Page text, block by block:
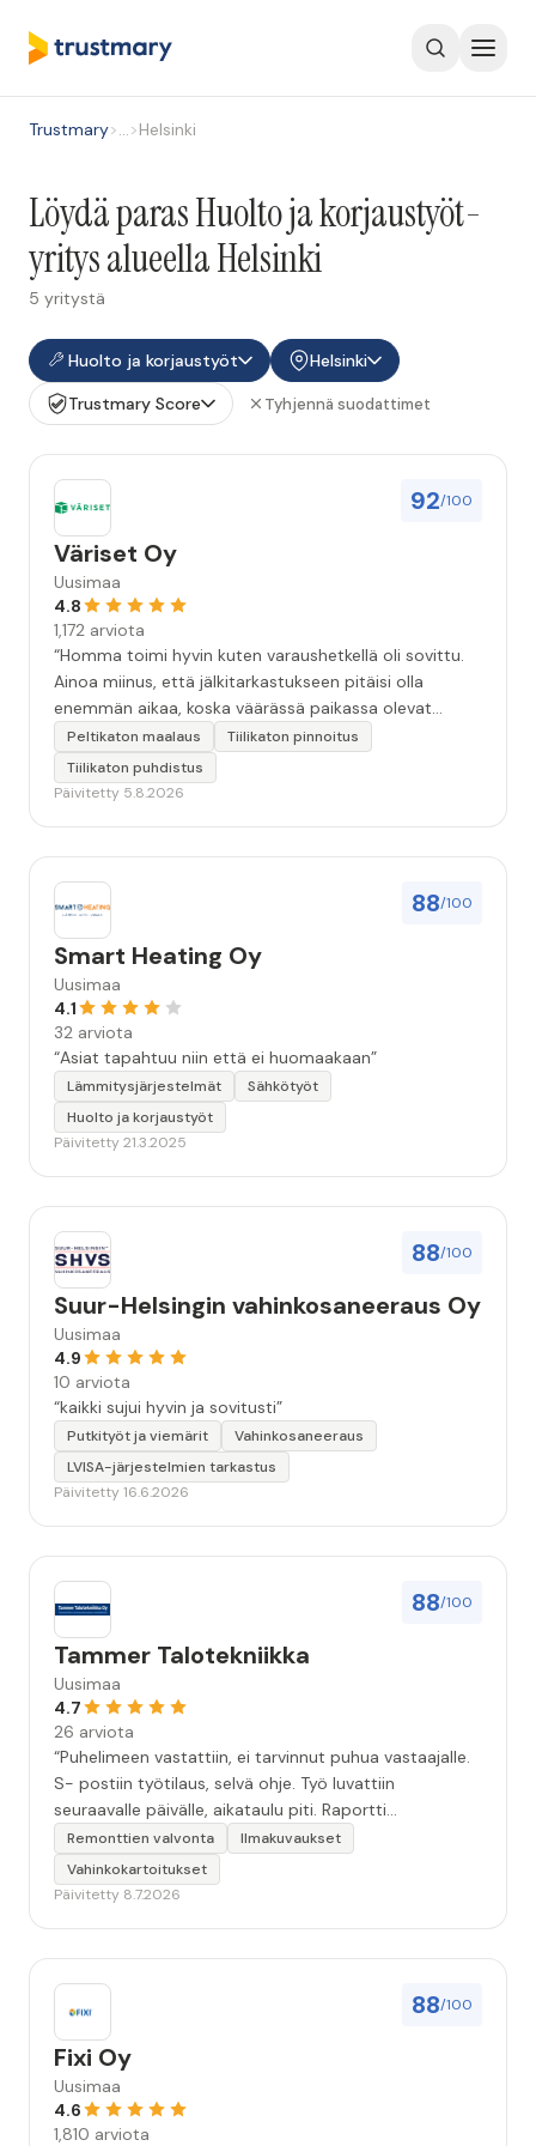
Trustmary>…>Helsinki
Löydä paras Huolto ja korjaustyöt-
yritys alueella Helsinki
5 yritystä
Huolto ja korjaustyöt
Helsinki
Trustmary Score
Tyhjennä suodattimet
92/100
Väriset Oy
Uusimaa
4.8
1,172 arviota
“Homma toimi hyvin kuten varaushetkellä oli sovittu.
Ainoa miinus, että jälkitarkastukseen pitäisi olla
enemmän aikaa, koska väärässä paikassa olevat
maalitipat löytyy myöhemmin ”
Peltikaton maalaus
Tiilikaton pinnoitus
Tiilikaton puhdistus
Päivitetty 5.8.2026
88/100
Smart Heating Oy
Uusimaa
4.1
32 arviota
“Asiat tapahtuu niin että ei huomaakaan”
Lämmitysjärjestelmät
Sähkötyöt
Huolto ja korjaustyöt
Päivitetty 21.3.2025
88/100
Suur-Helsingin vahinkosaneeraus Oy
Uusimaa
4.9
10 arviota
“kaikki sujui hyvin ja sovitusti”
Putkityöt ja viemärit
Vahinkosaneeraus
LVISA-järjestelmien tarkastus
Päivitetty 16.6.2026
88/100
Tammer Talotekniikka
Uusimaa
4.7
26 arviota
“Puhelimeen vastattiin, ei tarvinnut puhua vastaajalle.
S- postiin työtilaus, selvä ohje. Työ luvattiin
seuraavalle päivälle, aikataulu piti. Raportti
kartoituksesta tuli vielä samana päivänä..Kattava
selvitys. Työn kuvaus havannoillistettiin selvästi.
Remonttien valvonta
Ilmakuvaukset
Vahinkokartoitukset
Päivitetty 8.7.2026
88/100
Fixi Oy
Uusimaa
4.6
1,810 arviota